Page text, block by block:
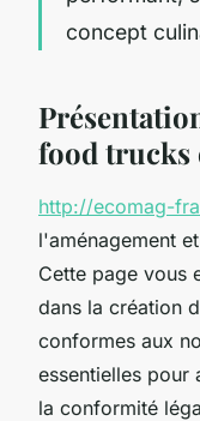
concept
food trucks
http://ecomag-
l'aménagement
Cette page vous
dans la création
conformes aux
essentielles pour
la conformité